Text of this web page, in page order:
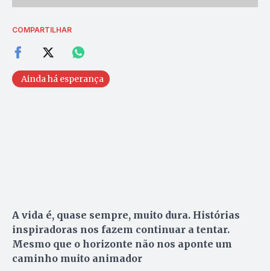
COMPARTILHAR
Ainda há esperança
A vida é, quase sempre, muito dura. Histórias
inspiradoras nos fazem continuar a tentar.
Mesmo que o horizonte não nos aponte um
caminho muito animador